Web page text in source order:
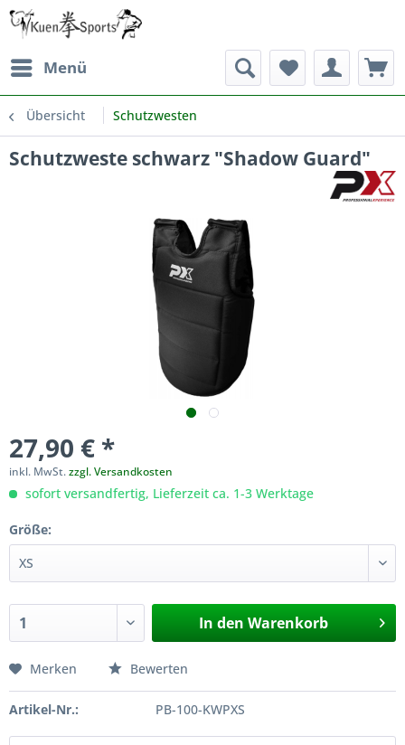
Menü
Übersicht Schutzwesten
Schutzweste schwarz "Shadow Guard"
27,90 € *
inkl. MwSt.zzgl. Versandkosten
sofort versandfertig, Lieferzeit ca. 1-3 Werktage
Größe:
In den Warenkorb
Merken Bewerten
Artikel-Nr.: PB-100-KWPXS